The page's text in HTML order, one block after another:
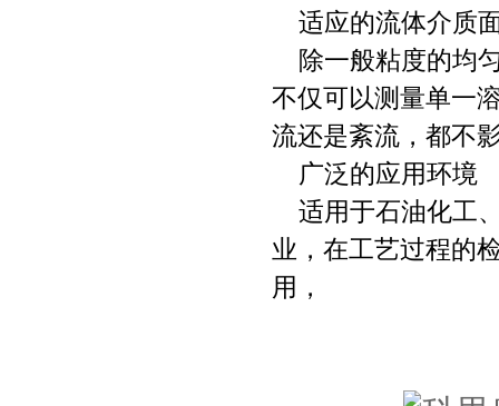
适应的流体介质
除一般粘度的均
不仅可以测量单一
流还是紊流，都不
广泛的应用环境
适用于石油化工
业，在工艺过程的
用，